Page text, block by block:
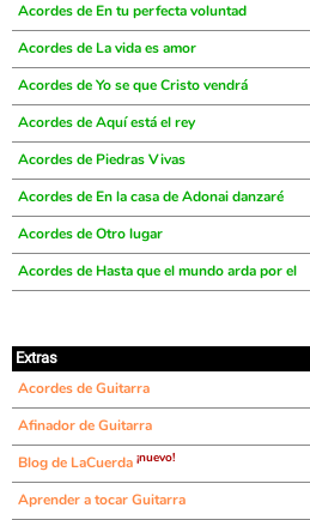
Acordes de En tu perfecta voluntad
Acordes de La vida es amor
Acordes de Yo se que Cristo vendrá
Acordes de Aquí está el rey
Acordes de Piedras Vivas
Acordes de En la casa de Adonai danzaré
Acordes de Otro lugar
Acordes de Hasta que el mundo arda por el
Extras
Acordes de Guitarra
Afinador de Guitarra
Blog de LaCuerda ¡nuevo!
Aprender a tocar Guitarra